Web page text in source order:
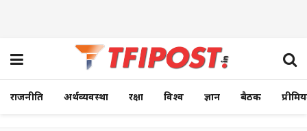
राजनीति अर्थव्यवस्था रक्षा विश्व ज्ञान बैठक